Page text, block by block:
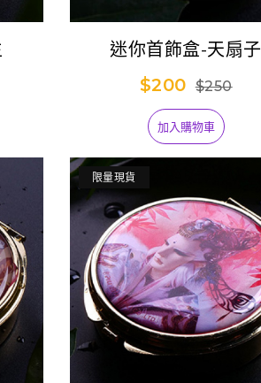
迷你首飾盒-天扇子
$200 $250
加入購物車
限量現貨